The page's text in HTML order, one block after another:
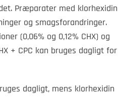
Præparater med klorhexidin
og smagsforandringer.
(0,06% og 0,12% CHX) og
+ CPC kan bruges dagligt for
dagligt, mens klorhexidin